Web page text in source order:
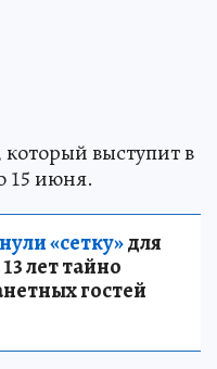
выступит в
15 июня.
«сетку»для
лет тайно
гостей